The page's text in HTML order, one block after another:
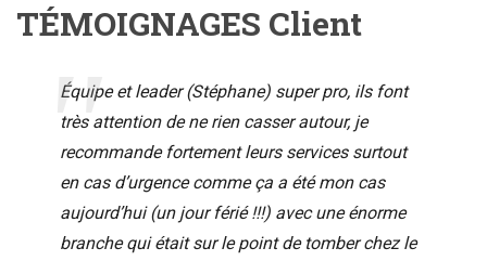
TÉMOIGNAGES Client
Équipe et leader (Stéphane) super pro, ils font
très attention de ne rien casser autour, je
recommande fortement leurs services surtout
en cas d’urgence comme ça a été mon cas
aujourd’hui (un jour férié !!!) avec une énorme
branche qui était sur le point de tomber chez le